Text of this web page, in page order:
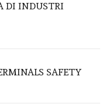
DI INDUSTRI
SAFETY